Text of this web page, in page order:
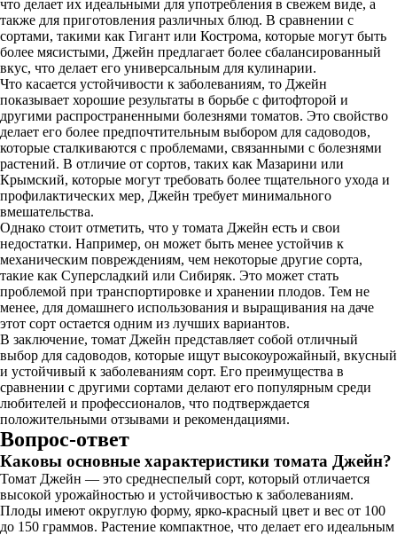
что делает их идеальными для употребления в свежем виде, а
также для приготовления различных блюд. В сравнении с
сортами, такими как Гигант или Кострома, которые могут быть
более мясистыми, Джейн предлагает более сбалансированный
вкус, что делает его универсальным для кулинарии.
Что касается устойчивости к заболеваниям, то Джейн
показывает хорошие результаты в борьбе с фитофторой и
другими распространенными болезнями томатов. Это свойство
делает его более предпочтительным выбором для садоводов,
которые сталкиваются с проблемами, связанными с болезнями
растений. В отличие от сортов, таких как Мазарини или
Крымский, которые могут требовать более тщательного ухода и
профилактических мер, Джейн требует минимального
вмешательства.
Однако стоит отметить, что у томата Джейн есть и свои
недостатки. Например, он может быть менее устойчив к
механическим повреждениям, чем некоторые другие сорта,
такие как Суперсладкий или Сибиряк. Это может стать
проблемой при транспортировке и хранении плодов. Тем не
менее, для домашнего использования и выращивания на даче
этот сорт остается одним из лучших вариантов.
В заключение, томат Джейн представляет собой отличный
выбор для садоводов, которые ищут высокоурожайный, вкусный
и устойчивый к заболеваниям сорт. Его преимущества в
сравнении с другими сортами делают его популярным среди
любителей и профессионалов, что подтверждается
положительными отзывами и рекомендациями.
Вопрос-ответ
Каковы основные характеристики томата Джейн?
Томат Джейн — это среднеспелый сорт, который отличается
высокой урожайностью и устойчивостью к заболеваниям.
Плоды имеют округлую форму, ярко-красный цвет и вес от 100
до 150 граммов. Растение компактное, что делает его идеальным